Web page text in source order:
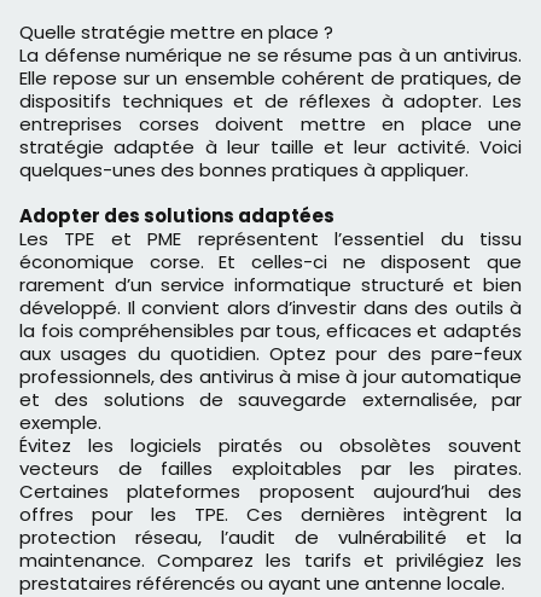
Quelle stratégie mettre en place ?
La défense numérique ne se résume pas à un antivirus.
Elle repose sur un ensemble cohérent de pratiques, de
dispositifs techniques et de réflexes à adopter. Les
entreprises corses doivent mettre en place une
stratégie adaptée à leur taille et leur activité. Voici
quelques-unes des bonnes pratiques à appliquer.
Adopter des solutions adaptées
Les TPE et PME représentent l’essentiel du tissu
économique corse. Et celles-ci ne disposent que
rarement d’un service informatique structuré et bien
développé. Il convient alors d’investir dans des outils à
la fois compréhensibles par tous, efficaces et adaptés
aux usages du quotidien. Optez pour des pare-feux
professionnels, des antivirus à mise à jour automatique
et des solutions de sauvegarde externalisée, par
exemple.
Évitez les logiciels piratés ou obsolètes souvent
vecteurs de failles exploitables par les pirates.
Certaines plateformes proposent aujourd’hui des
offres pour les TPE. Ces dernières intègrent la
protection réseau, l’audit de vulnérabilité et la
maintenance. Comparez les tarifs et privilégiez les
prestataires référencés ou ayant une antenne locale.